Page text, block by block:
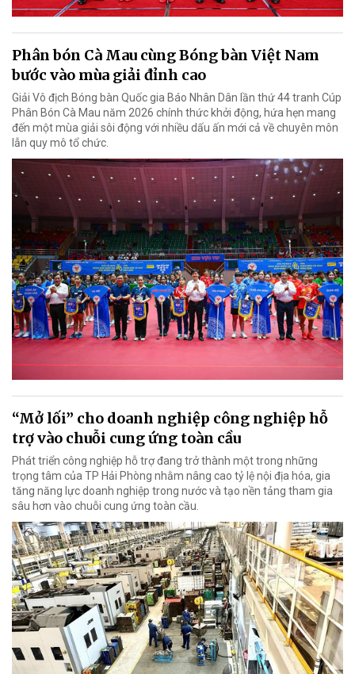
Phân bón Cà Mau cùng Bóng bàn Việt Nam
bước vào mùa giải đỉnh cao
Giải Vô địch Bóng bàn Quốc gia Báo Nhân Dân lần thứ 44 tranh Cúp
Phân Bón Cà Mau năm 2026 chính thức khởi động, hứa hẹn mang
đến một mùa giải sôi động với nhiều dấu ấn mới cả về chuyên môn
lẫn quy mô tổ chức.
“Mở lối” cho doanh nghiệp công nghiệp hỗ
trợ vào chuỗi cung ứng toàn cầu
Phát triển công nghiệp hỗ trợ đang trở thành một trong những
trọng tâm của TP Hải Phòng nhằm nâng cao tỷ lệ nội địa hóa, gia
tăng năng lực doanh nghiệp trong nước và tạo nền tảng tham gia
sâu hơn vào chuỗi cung ứng toàn cầu.